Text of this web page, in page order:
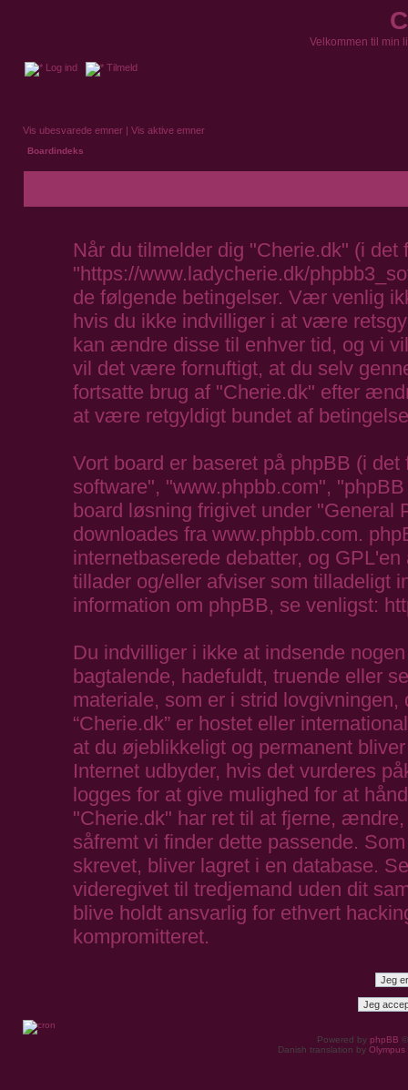
Velkommen til min
Log ind Tilmeld
Vis ubesvarede emner | Vis aktive emner
Boardindeks
Når du tilmelder dig "Cherie.dk" (i
"https://www.ladycherie.dk/
de følgende betingelser. Vær venlig
hvis du ikke indvilliger i at være
kan ændre disse til enhver tid, og vi
vil det være fornuftigt, at du selv
fortsatte brug af "Cherie.dk" efter
at være retgyldigt bundet af
Vort board er baseret på phpBB (i
software", "www.phpbb.com",
board løsning frigivet under "General
downloades fra www.phpbb.com.
internetbaserede debatter, og
tillader og/eller afviser som tilladeligt
information om phpBB, se venligst:
Du indvilliger i ikke at indsende
bagtalende, hadefuldt, truende eller
materiale, som er i strid
“Cherie.dk” er hostet eller
at du øjeblikkeligt og permanent
Internet udbyder, hvis det vurderes
logges for at give mulighed for at
"Cherie.dk" har ret til at fjerne,
såfremt vi finder dette passende.
skrevet, bliver lagret i en database.
videregivet til tredjemand uden dit
blive holdt ansvarlig for ethvert
kompromitteret.
Powered by phpBB
Danish translation by Olympus